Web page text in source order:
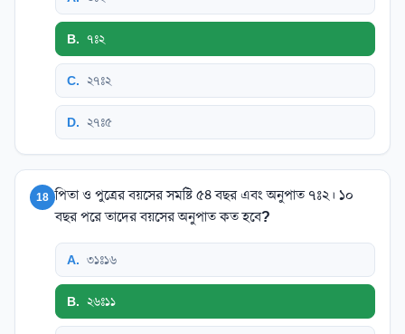
B. ৭ঃ২
C. ২৭ঃ২
D. ২৭ঃ৫
18 পিতা ও পুত্রের বয়সের সমষ্টি ৫৪ বছর এবং অনুপাত ৭ঃ২। ১০
বছর পরে তাদের বয়সের অনুপাত কত হবে?
A. ৩১ঃ১৬
B. ২৬ঃ১১